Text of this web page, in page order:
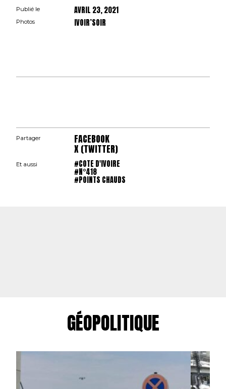
Publié le AVRIL 23, 2021
Photos IVOIR’SOIR
Partager FACEBOOK
X (TWITTER)
Et aussi #COTE D'IVOIRE
#N°418
#POINTS CHAUDS
GÉOPOLITIQUE